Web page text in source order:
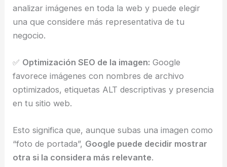
analizar imágenes en toda la web y puede elegir
una que considere más representativa de tu
negocio.
✅ Optimización SEO de la imagen: Google
favorece imágenes con nombres de archivo
optimizados, etiquetas ALT descriptivas y presencia
en tu sitio web.
Esto significa que, aunque subas una imagen como
“foto de portada”, Google puede decidir mostrar
otra si la considera más relevante.